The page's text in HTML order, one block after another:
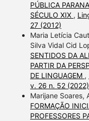
PÚBLICA
SÉCULO XIX ,
27 (2012)
Maria Letícia
Silva Vidal Cid
SENTIDOS DA
PARTIR DA
DE LINGUAGEM ,
v. 26 n. 52
Marijane Soares,
FORMAÇÃO
PROFESSORES